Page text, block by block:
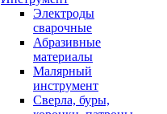
Электроды
сварочные
Абразивные
материалы
Малярный
инструмент
Сверла, буры,